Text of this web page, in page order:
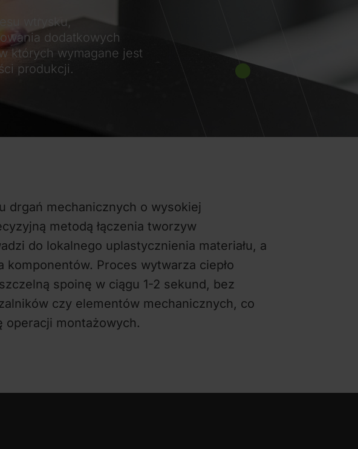
wtrysku,
dodatkowych
których wymagane jest
produkcji.
drgań mechanicznych o wysokiej
metodą łączenia tworzyw
do lokalnego uplastycznienia materiału, a
komponentów. Proces wytwarza ciepło
spoinę w ciągu 1-2 sekund, bez
czy elementów mechanicznych, co
operacji montażowych.